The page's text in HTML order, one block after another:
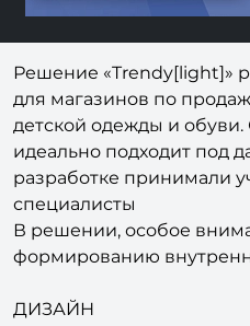
Решение «Trendy[light]»
для магазинов по
детской одежды и обуви.
идеально подходит под
разработке принимали
специалисты
В решении, особое